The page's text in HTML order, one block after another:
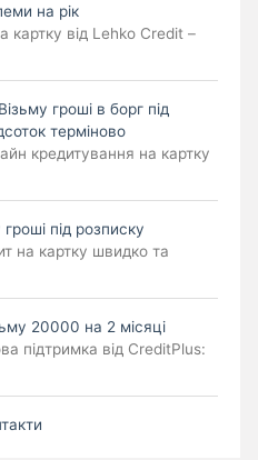
на рік
картку від Lehko Credit –
Візьму гроші в борг під
терміново
кредитування на картку
гроші під розписку
на картку швидко та
20000 на 2 місяці
підтримка від CreditPlus: